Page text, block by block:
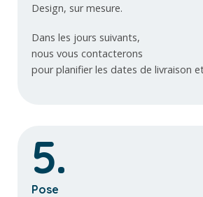
Design, sur mesure.
Dans les jours suivants,
nous vous contacterons
pour planifier les dates de livraison
5.
Pose